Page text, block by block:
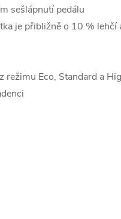
sešlápnutí pedálu
je přibližně o 10 %
režimu Eco, Standard a